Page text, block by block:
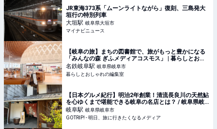
JR東海373系「ムーンライトながら」復刻、三島発大
垣行の特別列車
大垣駅 岐阜県大垣市
マイナビニュース
【岐阜の旅】まちの図書館で、旅がもっと豊かになる
「みんなの森 ぎふメディアコスモス」 | 暮らしとおし
ゃれの編集室
名鉄岐阜駅 岐阜県岐阜市
暮らしとおしゃれの編集室
【日本グルメ紀行】明治2年創業！清流長良川の天然鮎
を心ゆくまで堪能できる岐阜の名店とは？ / 岐阜県岐
阜市・川原町の「川原町 泉屋」 - GOTRIP!
岐阜駅 岐阜県岐阜市
GOTRIP! - 明日、旅に行きたくなるメディア